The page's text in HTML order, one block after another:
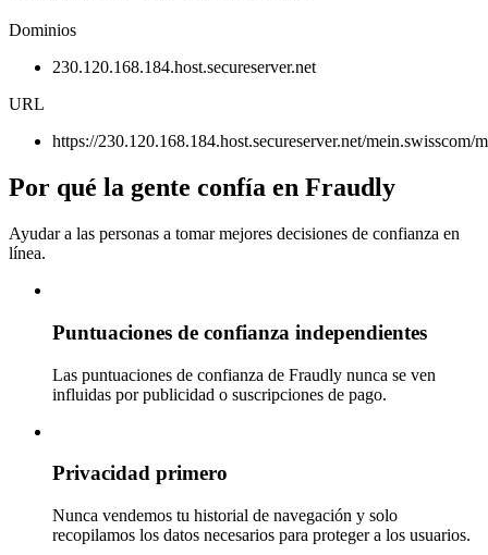
Dominios
230.120.168.184.host.secureserver.net
URL
https://230.120.168.184.host.secureserver.net/mein.swisscom/
Por qué la gente confía en Fraudly
Ayudar a las personas a tomar mejores decisiones de confianza en
línea.
Puntuaciones de confianza independientes
Las puntuaciones de confianza de Fraudly nunca se ven
influidas por publicidad o suscripciones de pago.
Privacidad primero
Nunca vendemos tu historial de navegación y solo
recopilamos los datos necesarios para proteger a los usuarios.